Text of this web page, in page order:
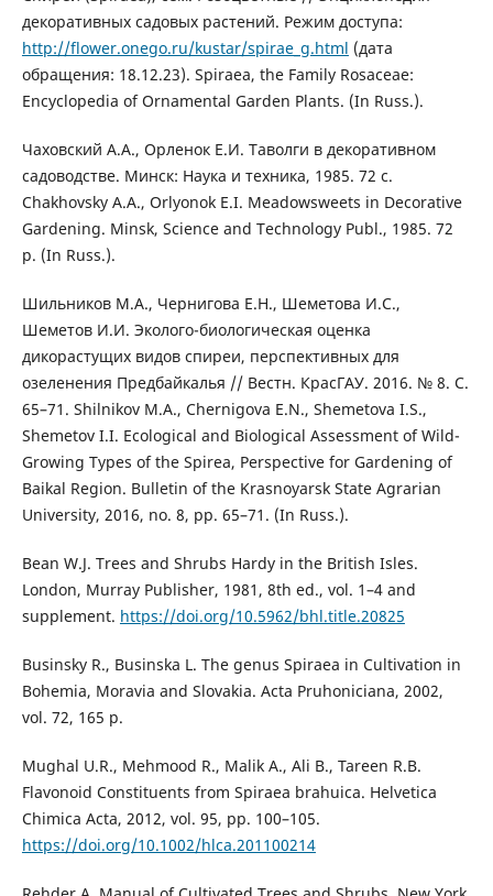
декоративных садовых растений. Режим доступа:
http://flower.onego.ru/kustar/spirae_g.html (дата
обращения: 18.12.23). Spiraea, the Family Rosaceae:
Encyclopedia of Ornamental Garden Plants. (In Russ.).
Чаховский А.А., Орленок Е.И. Таволги в декоративном
садоводстве. Минск: Наука и техника, 1985. 72 с.
Chakhovsky A.A., Orlyonok E.I. Meadowsweets in Decorative
Gardening. Minsk, Science and Technology Publ., 1985. 72
p. (In Russ.).
Шильников М.А., Чернигова Е.Н., Шеметова И.С.,
Шеметов И.И. Эколого-биологическая оценка
дикорастущих видов спиреи, перспективных для
озеленения Предбайкалья // Вестн. КрасГАУ. 2016. № 8. С.
65–71. Shilnikov M.A., Chernigova E.N., Shemetova I.S.,
Shemetov I.I. Ecological and Biological Assessment of Wild-
Growing Types of the Spirea, Perspective for Gardening of
Baikal Region. Bulletin of the Krasnoyarsk State Agrarian
University, 2016, no. 8, рр. 65–71. (In Russ.).
Bean W.J. Trees and Shrubs Hardy in the British Isles.
London, Murray Publisher, 1981, 8th ed., vol. 1–4 and
supplement. https://doi.org/10.5962/bhl.title.20825
Businsky R., Businska L. The genus Spiraea in Cultivation in
Bohemia, Moravia and Slovakia. Acta Pruhoniciana, 2002,
vol. 72, 165 p.
Mughal U.R., Mehmood R., Malik A., Ali B., Tareen R.B.
Flavonoid Constituents from Spiraea brahuica. Helvetica
Chimica Acta, 2012, vol. 95, pp. 100–105.
https://doi.org/10.1002/hlca.201100214